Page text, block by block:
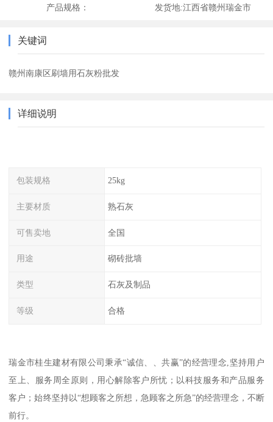
产品规格： 发货地:江西省赣州瑞金市
关键词
赣州南康区刷墙用石灰粉批发
详细说明
包装规格 25kg
主要材质 熟石灰
可售卖地 全国
用途 砌砖批墙
类型 石灰及制品
等级 合格
瑞金市桂生建材有限公司秉承“诚信、、共赢”的经营理念,坚持用户
至上、服务周全原则，用心解除客户所忧；以科技服务和产品服务
客户；始终坚持以“想顾客之所想，急顾客之所急”的经营理念，不断
前行。